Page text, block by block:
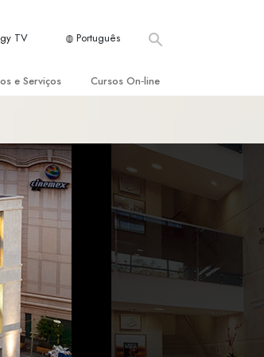
TV Português
e Serviços Cursos On‑line
da Existência
da Compreensão
para Um Ambiente Perigoso
para Doenças e Ferimentos
e Honestidade
de Tom Emocional